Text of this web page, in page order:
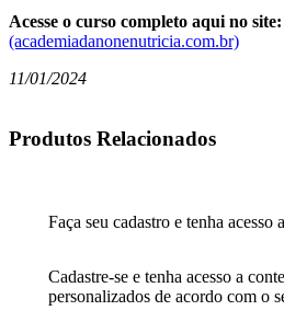
Acesse o curso completo aqui no site:
(academiadanonenutricia.com.br)
11/01/2024
Produtos Relacionados
Faça seu cadastro e tenha
Cadastre-se e tenha acesso a
personalizados de acordo com o